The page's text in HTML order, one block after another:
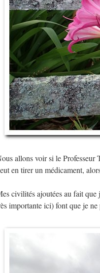
allons voir si le Professeur
en tirer un médicament,
civilités ajoutées au fait que
importante ici) font que je ne